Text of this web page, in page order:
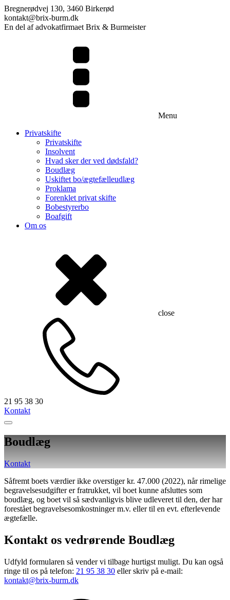
Bregnerødvej 130, 3460 Birkerød
kontakt@brix-burm.dk
En del af advokatfirmaet Brix & Burmeister
Menu
Privatskifte
Privatskifte
Insolvent
Hvad sker der ved dødsfald?
Boudlæg
Uskiftet bo/ægtefælleudlæg
Proklama
Forenklet privat skifte
Bobestyrerbo
Boafgift
Om os
close
21 95 38 30
Kontakt
Boudlæg
Kontakt
Såfremt boets værdier ikke overstiger kr. 47.000 (2022), når rimelige
begravelsesudgifter er fratrukket, vil boet kunne afsluttes som
boudlæg, og boet vil så sædvanligvis blive udleveret til den, der har
forestået begravelsesomkostninger m.v. eller til en evt. efterlevende
ægtefælle.
Kontakt os vedrørende Boudlæg
Udfyld formularen så vender vi tilbage hurtigst muligt. ​Du kan også
ringe til os på telefon: 21 95 38 30 eller skriv på e-mail:
kontakt@brix-burm.dk